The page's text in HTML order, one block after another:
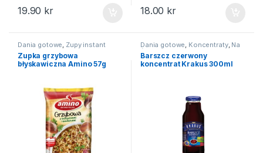
19.90 kr 18.00 kr
Dania gotowe, Zupy instant
Zupka grzybowa
błyskawiczna Amino 57g
Dania gotowe, Koncentraty, Na
święta
Barszcz czerwony
koncentrat Krakus 300ml